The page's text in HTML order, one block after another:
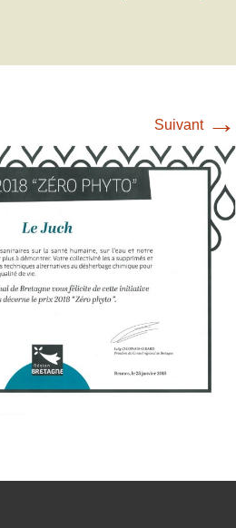
Suivant →